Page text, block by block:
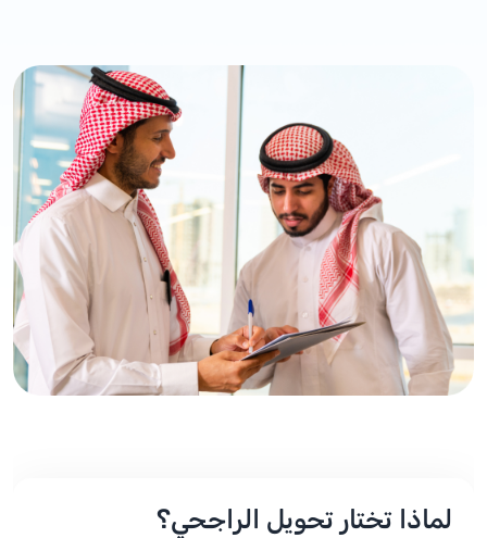
لماذا تختار تحويل الراجحي؟